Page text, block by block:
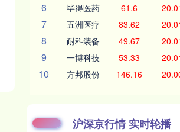
6 毕得医药 61.6
7 五洲医疗 83.62
8 耐科装备 49.67
9 一博科技 53.33
10 方邦股份 146.16
沪深京行情 实时轮播